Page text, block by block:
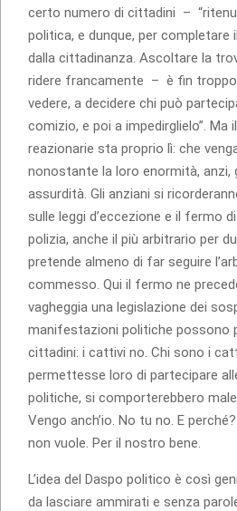
certo numero di cittadini –
politica, e dunque, per completare
dalla cittadinanza. Ascoltare la
ridere francamente – è fin troppo
vedere, a decidere chi può
comizio, e poi a impedirglielo”. Ma
reazionarie sta proprio lì: che
nonostante la loro enormità, anzi,
assurdità. Gli anziani si
sulle leggi d’eccezione e il fermo
polizia, anche il più arbitrario per
pretende almeno di far seguire
commesso. Qui il fermo ne
vagheggia una legislazione dei
manifestazioni politiche possono
cittadini: i cattivi no. Chi sono i
permettesse loro di partecipare
politiche, si comporterebbero
Vengo anch’io. No tu no. E
non vuole. Per il nostro bene.
L’idea del Daspo politico è così
da lasciare ammirati e senza